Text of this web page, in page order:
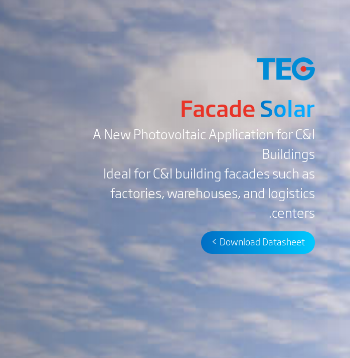
Solar
Facade
A New Photovoltaic Application for C&I
Buildings
Ideal for C&I building facades such as
factories, warehouses, and logistics
centers.
Download Datasheet >